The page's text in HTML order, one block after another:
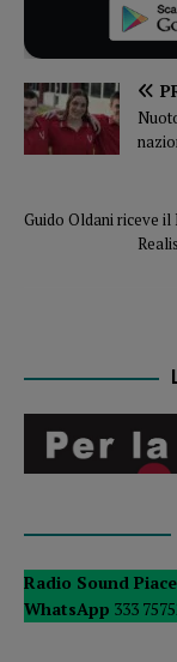
Guido Oldani riceve
Radio Sound
WhatsApp 333